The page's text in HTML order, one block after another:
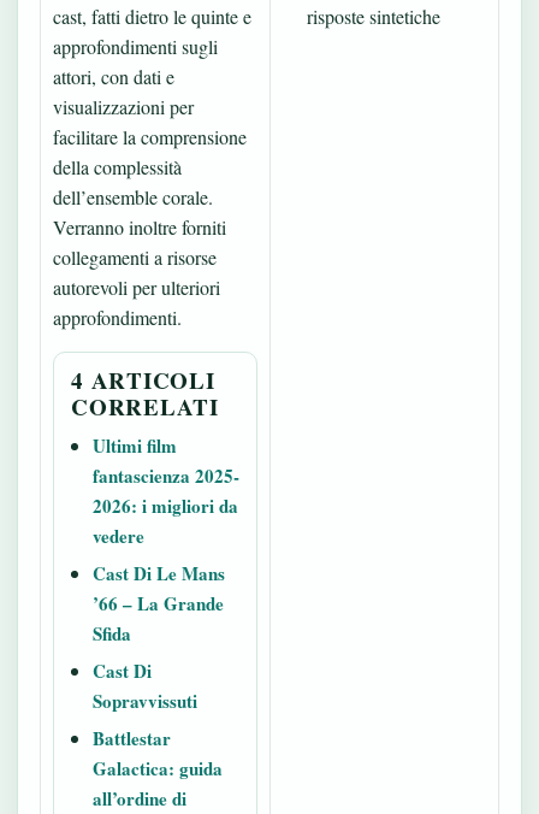
cast, fatti dietro le quinte e
approfondimenti sugli
attori, con dati e
visualizzazioni per
facilitare la comprensione
della complessità
dell’ensemble corale.
Verranno inoltre forniti
collegamenti a risorse
autorevoli per ulteriori
approfondimenti.
4 ARTICOLI
CORRELATI
Ultimi film
fantascienza 2025-
2026: i migliori da
vedere
Cast Di Le Mans
’66 – La Grande
Sfida
Cast Di
Sopravvissuti
Battlestar
Galactica: guida
all’ordine di
risposte sintetiche